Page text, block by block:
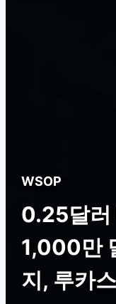
WSOP
0.25달러
1,000만
지, 루카